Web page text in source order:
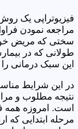
فیزیوتراپی یک
مراجعه نمودن
سختی که مریض
طولانی که در
این سبک درمانی
در این شرایط
نتیجه مطلوب و
است. امروزه همه
مرحله ابتدایی که